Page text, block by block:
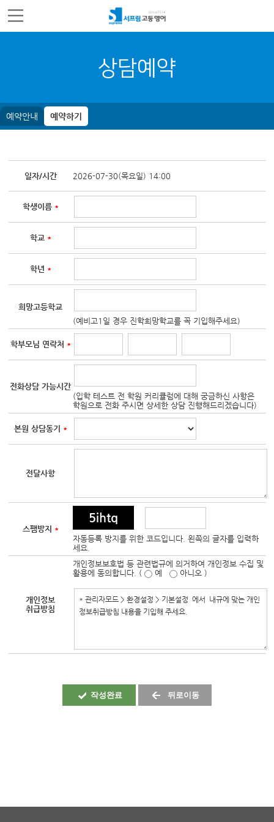
상담예약
예약안내 예약하기
일자/시간 2026-07-30(목요일) 14:00
학생이름 *
학교 *
학년 *
희망고등학교
(예비고1일 경우 진학희망학교를 꼭 기입해주세요)
학부모님 연락처 *
전화상담 가능시간
(입학 테스트 전 학원 커리큘럼에 대해 궁금하신 사항은
학원으로 전화 주시면 상세한 상담 진행해드리겠습니다)
본원 상담동기 *
전달사항
스팸방지 *
5ihtq
자동등록 방지를 위한 코드입니다. 왼쪽의 글자를 입력하
세요.
개인정보
취급방침
개인정보보호법 등 관련법규에 의거하여 개인정보 수집 및
활용에 동의합니다. (
예 아니오 )
작성완료 뒤로이동